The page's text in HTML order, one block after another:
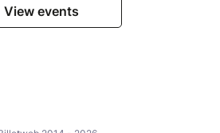
View events